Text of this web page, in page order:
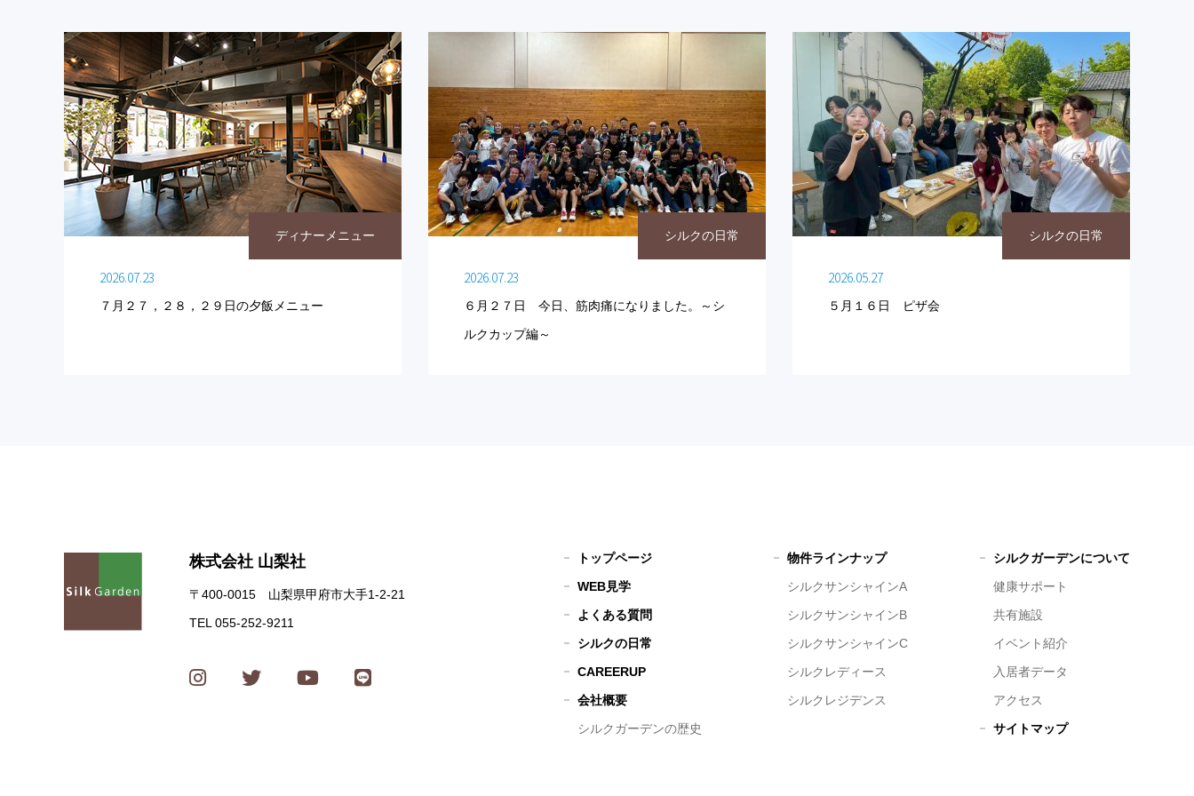
ディナーメニュー
2026.07.23
７月２７，２８，２９日の夕飯メニュー
シルクの日常
2026.07.23
６月２７日 今日、筋肉痛になりました。～シ
ルクカップ編～
シルクの日常
2026.05.27
５月１６日 ピザ会
株式会社 山梨社
〒400-0015 山梨県甲府市大手1-2-21
TEL 055-252-9211
トップページ
WEB見学
よくある質問
シルクの日常
CAREERUP
会社概要
シルクガーデンの歴史
物件ラインナップ
シルクサンシャインA
シルクサンシャインB
シルクサンシャインC
シルクレディース
シルクレジデンス
シルクガーデンについて
健康サポート
共有施設
イベント紹介
入居者データ
アクセス
サイトマップ